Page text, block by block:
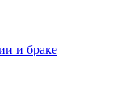
и браке